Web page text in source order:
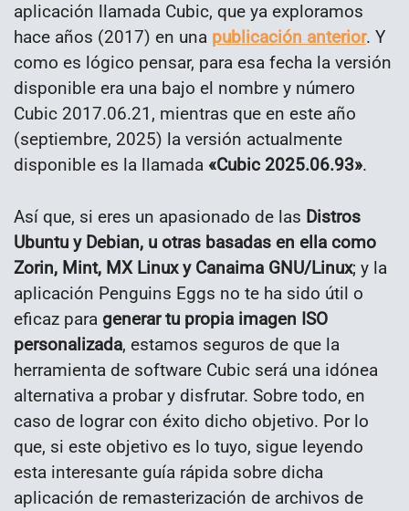
aplicación llamada Cubic, que ya exploramos
hace años (2017) en una publicación anterior. Y
como es lógico pensar, para esa fecha la versión
disponible era una bajo el nombre y número
Cubic 2017.06.21, mientras que en este año
(septiembre, 2025) la versión actualmente
disponible es la llamada «Cubic 2025.06.93».
Así que, si eres un apasionado de las Distros
Ubuntu y Debian, u otras basadas en ella como
Zorin, Mint, MX Linux y Canaima GNU/Linux; y la
aplicación Penguins Eggs no te ha sido útil o
eficaz para generar tu propia imagen ISO
personalizada, estamos seguros de que la
herramienta de software Cubic será una idónea
alternativa a probar y disfrutar. Sobre todo, en
caso de lograr con éxito dicho objetivo. Por lo
que, si este objetivo es lo tuyo, sigue leyendo
esta interesante guía rápida sobre dicha
aplicación de remasterización de archivos de